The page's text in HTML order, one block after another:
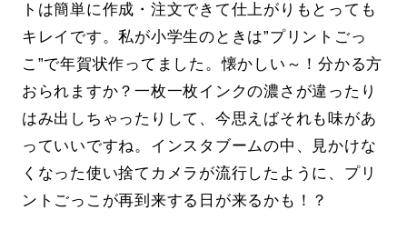
トは簡単に作成・注文できて仕上がりもとっても
キレイです。私が小学生のときは”プリントごっ
こ”で年賀状作ってました。懐かしい～！分かる方
おられますか？一枚一枚インクの濃さが違ったり
はみ出しちゃったりして、今思えばそれも味があ
っていいですね。インスタブームの中、見かけな
くなった使い捨てカメラが流行したように、プリ
ントごっこが再到来する日が来るかも！？